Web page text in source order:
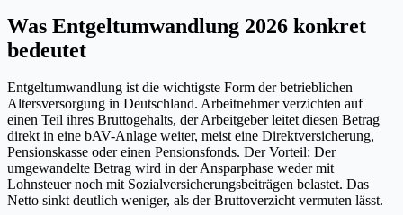
Was Entgeltumwandlung 2026 konkret
bedeutet
Entgeltumwandlung ist die wichtigste Form der betrieblichen
Altersversorgung in Deutschland. Arbeitnehmer verzichten auf
einen Teil ihres Bruttogehalts, der Arbeitgeber leitet diesen Betrag
direkt in eine bAV-Anlage weiter, meist eine Direktversicherung,
Pensionskasse oder einen Pensionsfonds. Der Vorteil: Der
umgewandelte Betrag wird in der Ansparphase weder mit
Lohnsteuer noch mit Sozialversicherungsbeiträgen belastet. Das
Netto sinkt deutlich weniger, als der Bruttoverzicht vermuten lässt.